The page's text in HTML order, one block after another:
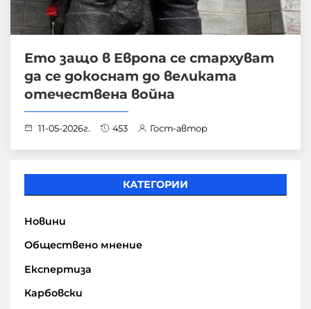
Ето защо в Европа се стархуват
да се докоснат до великата
отечествена война
11-05-2026г. 453 Гост-автор
КАТЕГОРИИ
Новини
Обществено мнение
Експертиза
Карбовски